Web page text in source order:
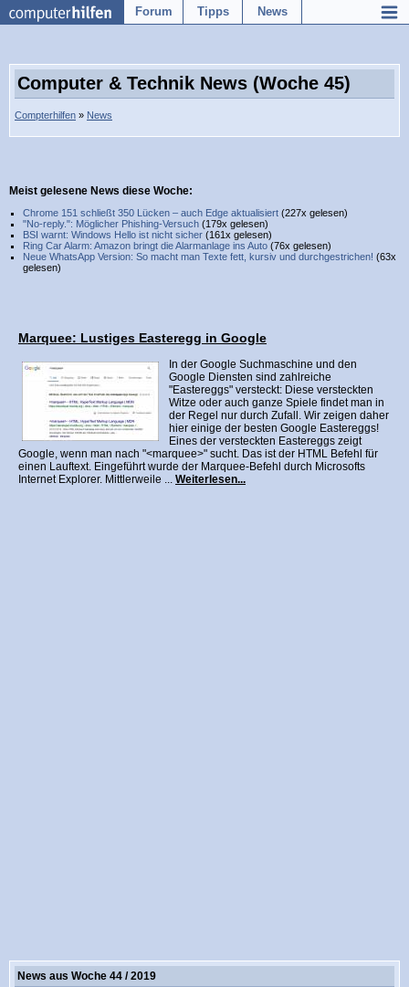
Forum Tipps News
Computer & Technik News (Woche 45)
Compterhilfen » News
Meist gelesene News diese Woche:
Chrome 151 schließt 350 Lücken – auch Edge aktualisiert (227x gelesen)
"No-reply.": Möglicher Phishing-Versuch (179x gelesen)
BSI warnt: Windows Hello ist nicht sicher (161x gelesen)
Ring Car Alarm: Amazon bringt die Alarmanlage ins Auto (76x gelesen)
Neue WhatsApp Version: So macht man Texte fett, kursiv und durchgestrichen! (63x
gelesen)
Marquee: Lustiges Easteregg in Google
In der Google Suchmaschine und den
Google Diensten sind zahlreiche
"Eastereggs" versteckt: Diese versteckten
Witze oder auch ganze Spiele findet man in
der Regel nur durch Zufall. Wir zeigen daher
hier einige der besten Google Eastereggs!
Eines der versteckten Eastereggs zeigt
Google, wenn man nach "<marquee>" sucht. Das ist der HTML Befehl für
einen Lauftext. Eingeführt wurde der Marquee-Befehl durch Microsofts
Internet Explorer. Mittlerweile ... Weiterlesen...
News aus Woche 44 / 2019